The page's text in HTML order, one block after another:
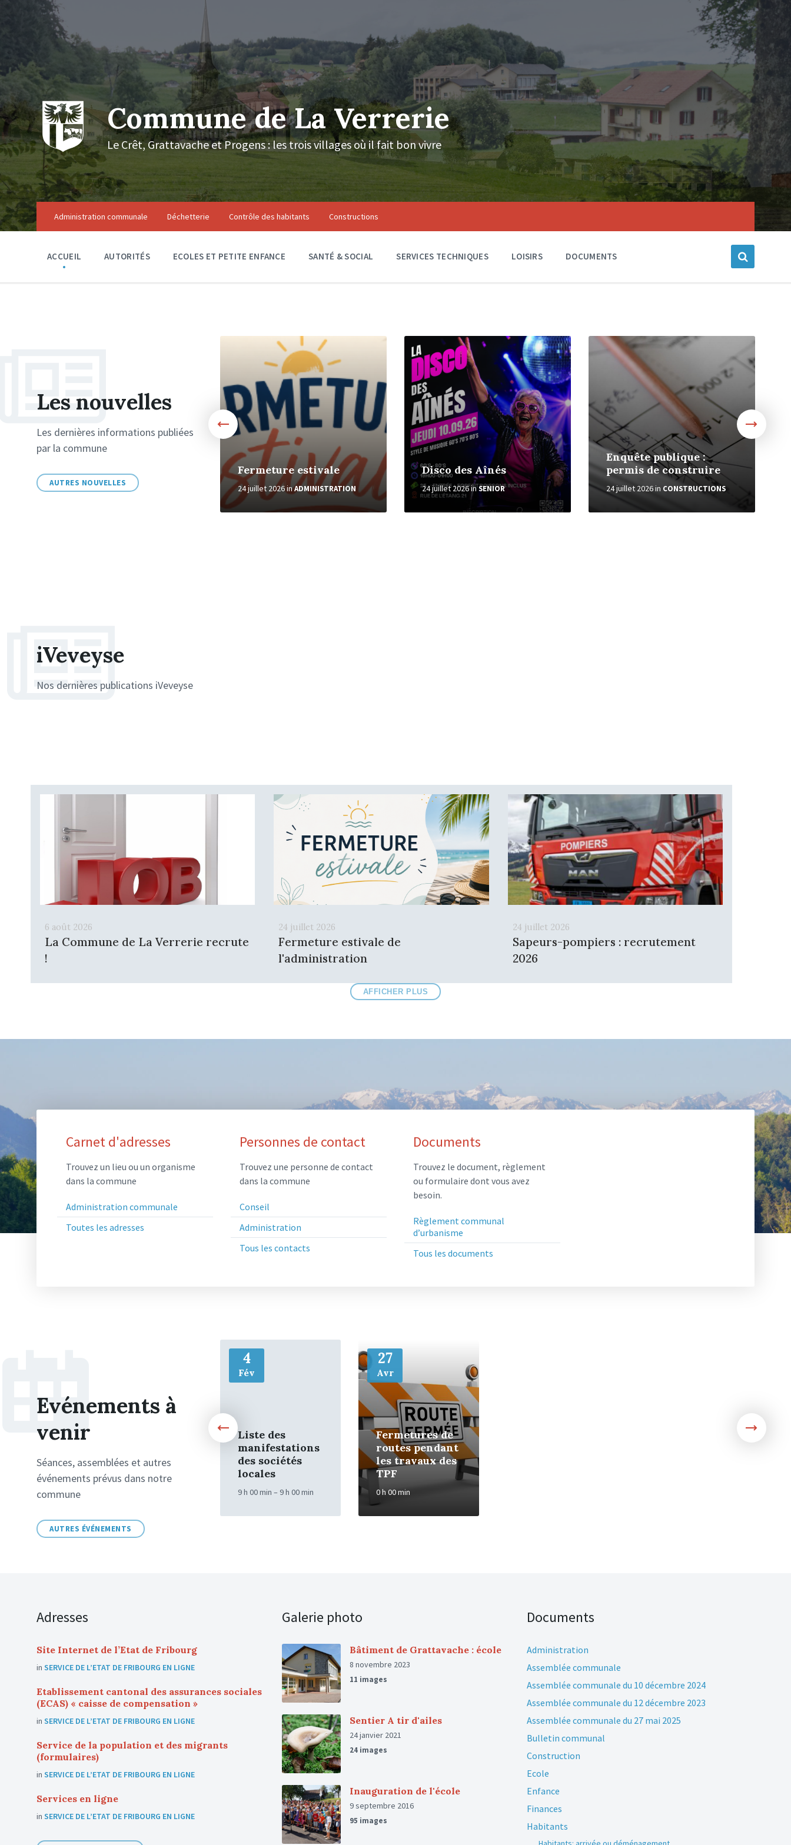
Commune de La Verrerie
Le Crêt, Grattavache et Progens : les trois villages où il fait bon vivre
Administration communale Déchetterie Contrôle des habitants Constructions
ACCUEIL AUTORITÉS ECOLES ET PETITE ENFANCE SANTÉ & SOCIAL SERVICES TECHNIQUES LOISIRS DOCUMENTS
Les nouvelles
Les dernières informations publiées
par la commune
AUTRES NOUVELLES
12 juin 2026inGOUVERNANCE
Fermeture estivale
24 juillet 2026inADMINISTRATION
Disco des Aînés
24 juillet 2026inSENIOR
More
Enquête publique :
permis de construire
24 juillet 2026in CONSTRUCTIONS
More
iVeveyse
Nos dernières publications iVeveyse
Sitemap
Carnet d'adresses
Trouvez un lieu ou un organisme
dans la commune
Administration communale
Toutes les adresses
Personnes de contact
Trouvez une personne de contact
dans la commune
Conseil
Administration
Tous les contacts
Documents
Trouvez le document, règlement
ou formulaire dont vous avez
besoin.
Règlement communal
d’urbanisme
Tous les documents
Evénements à
venir
Séances, assemblées et autres
événements prévus dans notre
commune
AUTRES ÉVÉNEMENTS
4
Fév
Liste des
manifestations
des sociétés
locales
9 h 00 min – 9 h 00 min
27
Avr
Fermetures de
routes pendant
les travaux des
TPF
0 h 00 min
Adresses
Site Internet de l’Etat de Fribourg
in SERVICE DE L’ETAT DE FRIBOURG EN LIGNE
Etablissement cantonal des assurances sociales
(ECAS) « caisse de compensation »
in SERVICE DE L’ETAT DE FRIBOURG EN LIGNE
Service de la population et des migrants
(formulaires)
in SERVICE DE L’ETAT DE FRIBOURG EN LIGNE
Services en ligne
in SERVICE DE L’ETAT DE FRIBOURG EN LIGNE
Galerie photo
Bâtiment de Grattavache : école
8 novembre 2023
11 images
Sentier A tir d'ailes
24 janvier 2021
24 images
Inauguration de l'école
9 septembre 2016
95 images
Documents
Administration
Assemblée communale
Assemblée communale du 10 décembre 2024
Assemblée communale du 12 décembre 2023
Assemblée communale du 27 mai 2025
Bulletin communal
Construction
Ecole
Enfance
Finances
Habitants